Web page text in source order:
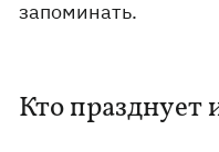
запоминать.
Кто